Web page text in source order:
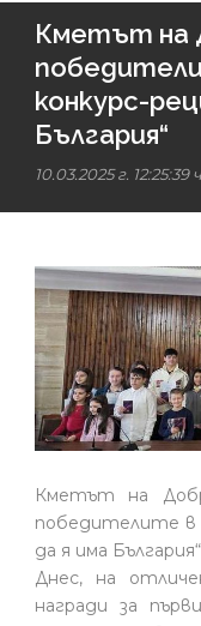
Кметът на
конкурс-
България“
10.03.2025 г. 12:25:39
Кметът на
победителите в
да я има България“
Днес, на
награди за